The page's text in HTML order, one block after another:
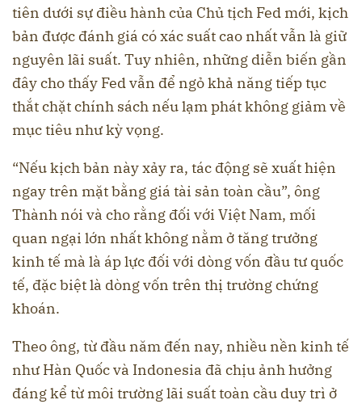
tiên dưới sự điều hành của Chủ tịch Fed mới, kịch
bản được đánh giá có xác suất cao nhất vẫn là giữ
nguyên lãi suất. Tuy nhiên, những diễn biến gần
đây cho thấy Fed vẫn để ngỏ khả năng tiếp tục
thắt chặt chính sách nếu lạm phát không giảm về
mục tiêu như kỳ vọng.
“Nếu kịch bản này xảy ra, tác động sẽ xuất hiện
ngay trên mặt bằng giá tài sản toàn cầu”, ông
Thành nói và cho rằng đối với Việt Nam, mối
quan ngại lớn nhất không nằm ở tăng trưởng
kinh tế mà là áp lực đối với dòng vốn đầu tư quốc
tế, đặc biệt là dòng vốn trên thị trường chứng
khoán.
Theo ông, từ đầu năm đến nay, nhiều nền kinh tế
như Hàn Quốc và Indonesia đã chịu ảnh hưởng
đáng kể từ môi trường lãi suất toàn cầu duy trì ở